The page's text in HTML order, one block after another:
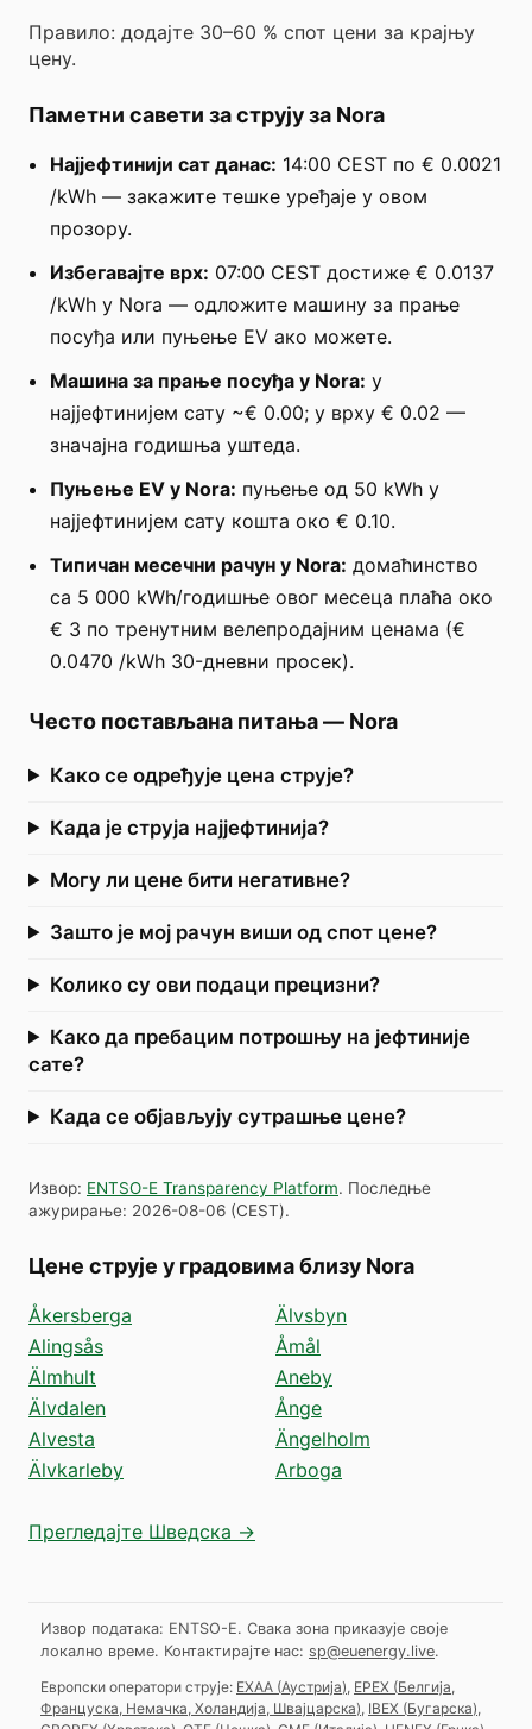
Правило: додајте 30–60 % спот цени за крајњу
цену.
Паметни савети за струју за Nora
Најјефтинији сат данас: 14:00 CEST по € 0.0021
/kWh — закажите тешке уређаје у овом
прозору.
Избегавајте врх: 07:00 CEST достиже € 0.0137
/kWh у Nora — одложите машину за прање
посуђа или пуњење EV ако можете.
Машина за прање посуђа у Nora: у
најјефтинијем сату ~€ 0.00; у врху € 0.02 —
значајна годишња уштеда.
Пуњење EV у Nora: пуњење од 50 kWh у
најјефтинијем сату кошта око € 0.10.
Типичан месечни рачун у Nora: домаћинство
са 5 000 kWh/годишње овог месеца плаћа око
€ 3 по тренутним велепродајним ценама (€
0.0470 /kWh 30-дневни просек).
Често постављана питања— Nora
Како се одређује цена струје?
Када је струја најјефтинија?
Могу ли цене бити негативне?
Зашто је мој рачун виши од спот цене?
Колико су ови подаци прецизни?
Како да пребацим потрошњу на јефтиније
сате?
Када се објављују сутрашње цене?
Извор: ENTSO-E Transparency Platform. Последње
ажурирање: 2026-08-06 (CEST).
Цене струје у градовима близу Nora
Åkersberga
Alingsås
Älmhult
Älvdalen
Alvesta
Älvkarleby
Älvsbyn
Åmål
Aneby
Ånge
Ängelholm
Arboga
Прегледајте Шведска →
Извор података: ENTSO-E. Свака зона приказује своје
локално време. Контактирајте нас: sp@euenergy.live.
Европски оператори струје: EXAA (Аустрија) EPEX (Белгија,
Француска, Немачка, Холандија, Швајцарска) IBEX (Бугарска)